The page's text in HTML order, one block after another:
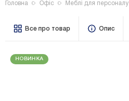
Головна Офіс Меблі для персоналу
Все про товар Опис
НОВИНКА